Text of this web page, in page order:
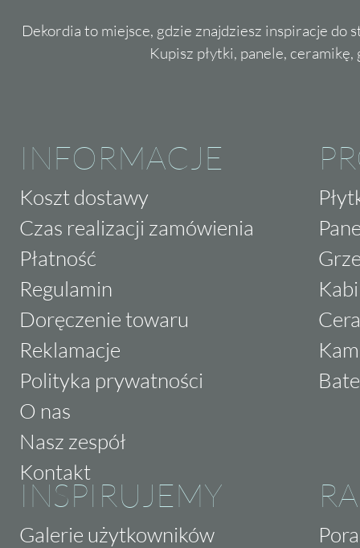
Dekordia to miejsce, gdzie znajdziesz inspiracje do
Kupisz płytki, panele,
INFORMACJE
Koszt dostawy
Czas realizacji zamówienia
Płatność
Regulamin
Doręczenie towaru
Reklamacje
Polityka prywatności
O nas
Nasz zespół
Kontakt
INSPIRUJEMY
Galerie użytkowników